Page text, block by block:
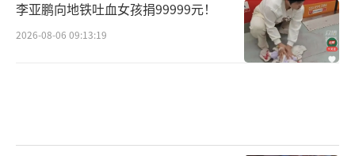
李亚鹏向地铁吐血女孩捐99999元！
2026-08-06 09:13:19